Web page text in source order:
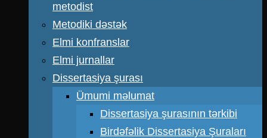
metodist
Metodiki dəstək
Elmi konfranslar
Elmi jurnallar
Dissertasiya şurası
Ümumi məlumat
Dissertasiya şurasının tərkibi
Birdəfəlik Dissertasiya Şuraları